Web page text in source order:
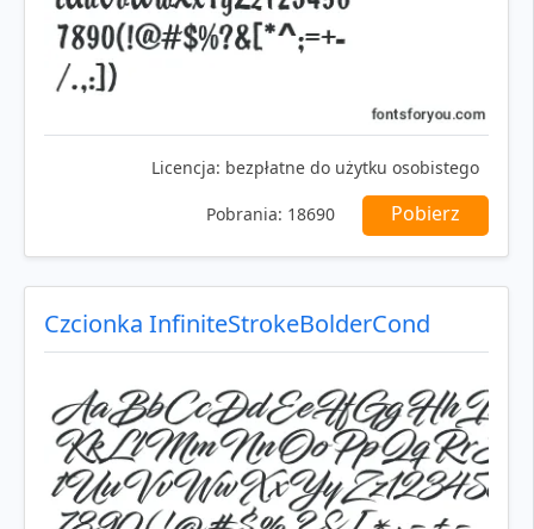
Licencja: bezpłatne do użytku osobistego
Pobrania: 18690 Pobierz
Czcionka InfiniteStrokeBolderCond